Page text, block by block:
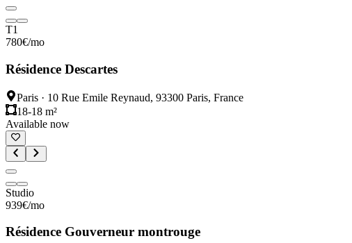
T1
780€/mo
Résidence Descartes
Paris · 10 Rue Emile Reynaud, 93300 Paris, France
18-18 m²
Available now
Studio
939€/mo
Résidence Gouverneur montrouge